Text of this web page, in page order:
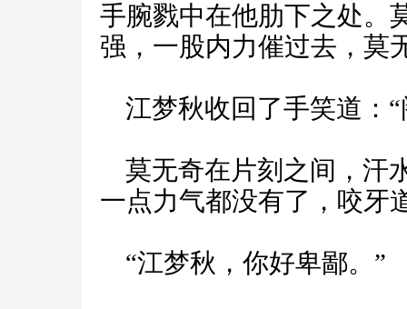
手腕戮中在他肋下之处。
强，一股内力催过去，莫
江梦秋收回了手笑道：“
莫无奇在片刻之间，汗
一点力气都没有了，咬牙
“江梦秋，你好卑鄙。”